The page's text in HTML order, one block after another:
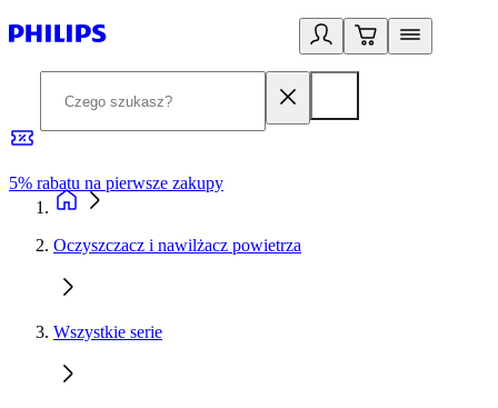
5% rabatu na pierwsze zakupy
Oczyszczacz i nawilżacz powietrza
Wszystkie serie